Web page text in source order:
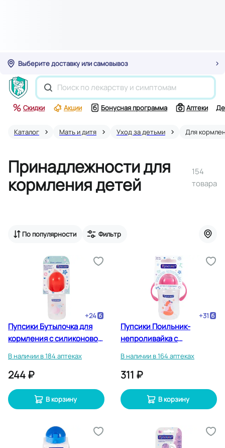
Выберите доставку или самовывоз
Скидки Акции Бонусная программа Аптеки
Каталог Мать и дитя Уход за детьми Для
Принадлежности для
кормления детей
154
товара
По популярности Фильтр
+24
Пупсики Бутылочка для
кормления с силиконовой
В наличии в 184 аптеках
244 ₽
В корзину
+31
Пупсики Поильник-
непроливайка с
мл
В наличии в 164 аптеках
311 ₽
В корзину